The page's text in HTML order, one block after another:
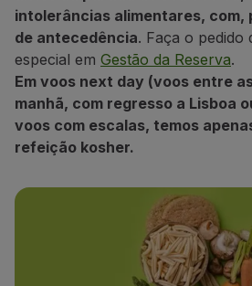
Alugar carro
Seguro de Viagem
Alojamento
Check-in
Informações de Check-in
TAP Miles&Go
Programa TAP Miles&Go
Acumular milhas
Club TAP Miles&Go
Promoções e Ofertas
intolerâncias alimentares, com,
de antecedência. Faça o pedido
especial em Gestão da Reserva.
Em voos next day (voos entre
manhã, com regresso a Lisboa
voos com escalas, temos
refeição kosher.